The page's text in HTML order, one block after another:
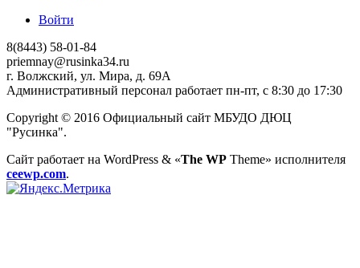
Войти
8(8443) 58-01-84
priemnay@rusinka34.ru
г. Волжский, ул. Мира, д. 69А
Административный персонал работает пн-пт, с 8:30 до 17:30
Copyright © 2016 Официальный сайт МБУДО ДЮЦ
"Русинка".
Сайт работает на WordPress & «The WP Theme» исполнителя
ceewp.com.